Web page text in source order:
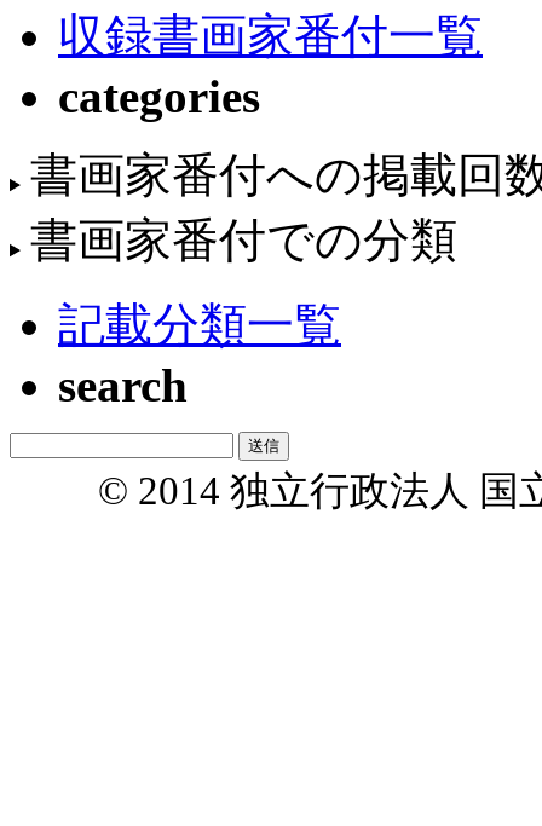
収録書画家番付一覧
categories
書画家番付への掲載回
書画家番付での分類
記載分類一覧
search
© 2014 独立行政法人 国